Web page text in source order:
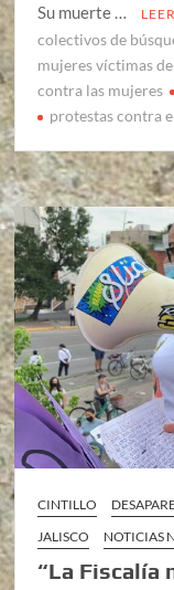
Su muerte …
colectivos de
mujeres víctimas
contra las mujeres
protestas contra
CINTILLO
JALISCO
NOTICIAS
“La Fiscalía